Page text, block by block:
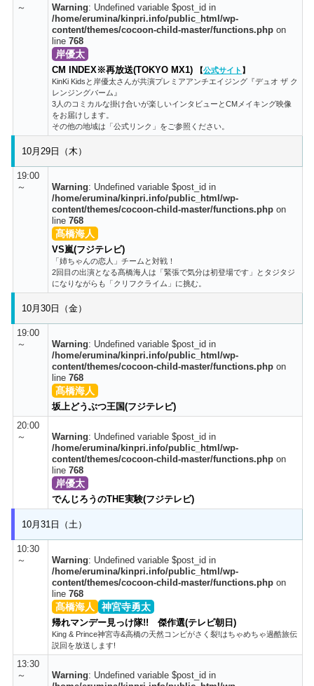
～
Warning: Undefined variable $post_id in
/home/erumina/kinpri.info/public_html/wp-
content/themes/cocoon-child-master/functions.php on
line 768
岸優太
CM INDEX※再放送(TOKYO MX1) 【公式サイト 】
KinKi Kidsと岸優太さんが共演プレミアアンチエイジング『デュオ ザ ク
レンジングバーム』
3人のコミカルな掛け合いが楽しいインタビューとCMメイキング映像
をお届けします。
その他の地域は「公式リンク」をご参照ください。
10月29日（木）
19:00
～
Warning: Undefined variable $post_id in
/home/erumina/kinpri.info/public_html/wp-
content/themes/cocoon-child-master/functions.php on
line 768
髙橋海人
VS嵐(フジテレビ)
「姉ちゃんの恋人」チームと対戦！
2回目の出演となる髙橋海人は「緊張で気分は初登場です」とタジタジ
になりながらも「クリフクライム」に挑む。
10月30日（金）
19:00
～
Warning: Undefined variable $post_id in
/home/erumina/kinpri.info/public_html/wp-
content/themes/cocoon-child-master/functions.php on
line 768
髙橋海人
坂上どうぶつ王国(フジテレビ)
20:00
～
Warning: Undefined variable $post_id in
/home/erumina/kinpri.info/public_html/wp-
content/themes/cocoon-child-master/functions.php on
line 768
岸優太
でんじろうのTHE実験(フジテレビ)
10月31日（土）
10:30
～
Warning: Undefined variable $post_id in
/home/erumina/kinpri.info/public_html/wp-
content/themes/cocoon-child-master/functions.php on
line 768
髙橋海人 神宮寺勇太
帰れマンデー見っけ隊!! 傑作選(テレビ朝日)
King & Prince神宮寺&高橋の天然コンビがさく裂!はちゃめちゃ過酷旅伝
説回を放送します!
13:30
～
Warning: Undefined variable $post_id in